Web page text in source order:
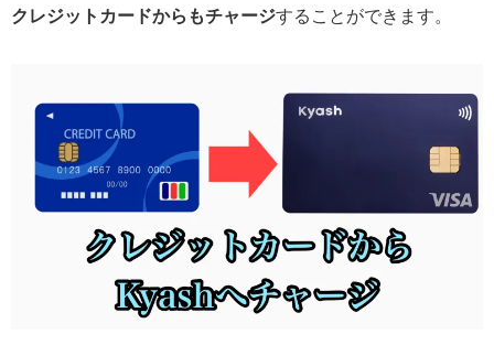
クレジットカードからもチャージすることができます。